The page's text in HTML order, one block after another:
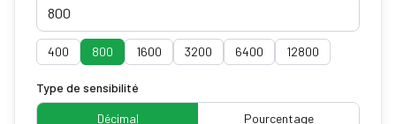
400 800 1600 3200 6400 12800
Type de sensibilité
Décimal Pourcentage